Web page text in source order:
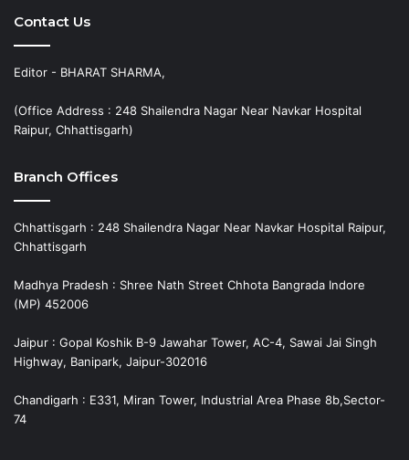
Contact Us
Editor - BHARAT SHARMA,
(Office Address : 248 Shailendra Nagar Near Navkar Hospital
Raipur, Chhattisgarh)
Branch Offices
Chhattisgarh : 248 Shailendra Nagar Near Navkar Hospital Raipur,
Chhattisgarh
Madhya Pradesh : Shree Nath Street Chhota Bangrada Indore
(MP) 452006
Jaipur : Gopal Koshik B-9 Jawahar Tower, AC-4, Sawai Jai Singh
Highway, Banipark, Jaipur-302016
Chandigarh : E331, Miran Tower, Industrial Area Phase 8b,Sector-
74